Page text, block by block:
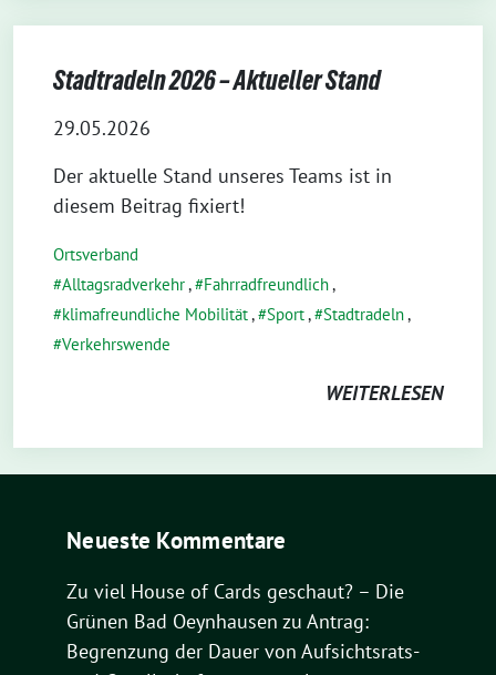
Stadtradeln 2026 – Aktueller Stand
29.05.2026
Der aktuelle Stand unseres Teams ist in
diesem Beitrag fixiert!
Ortsverband
Alltagsradverkehr, Fahrradfreundlich,
klimafreundliche Mobilität, Sport, Stadtradeln,
Verkehrswende
WEITERLESEN
Neueste Kommentare
Zu viel House of Cards geschaut? – Die
Grünen Bad Oeynhausen zu Antrag:
Begrenzung der Dauer von Aufsichtsrats-